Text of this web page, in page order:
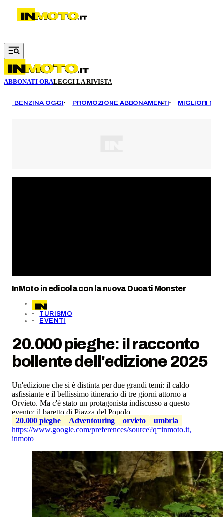
Vai al contenuto principale
ABBONATI ORALEGGI LA RIVISTA
BENZINA OGGI PROMOZIONE ABBONAMENTI MIGLIORI
InMoto in edicola con la nuova Ducati Monster
TURISMO
EVENTI
20.000 pieghe: il racconto
bollente dell'edizione 2025
Un'edizione che si è distinta per due grandi temi: il caldo
asfissiante e il bellissimo itinerario di tre giorni attorno a
Orvieto. Ma c'è stato un protagonista indiscusso a questo
evento: il baretto di Piazza del Popolo
20.000 pieghe
Adventouring orvieto
umbria
https://www.google.com/preferences/source?q=inmoto.it,
inmoto